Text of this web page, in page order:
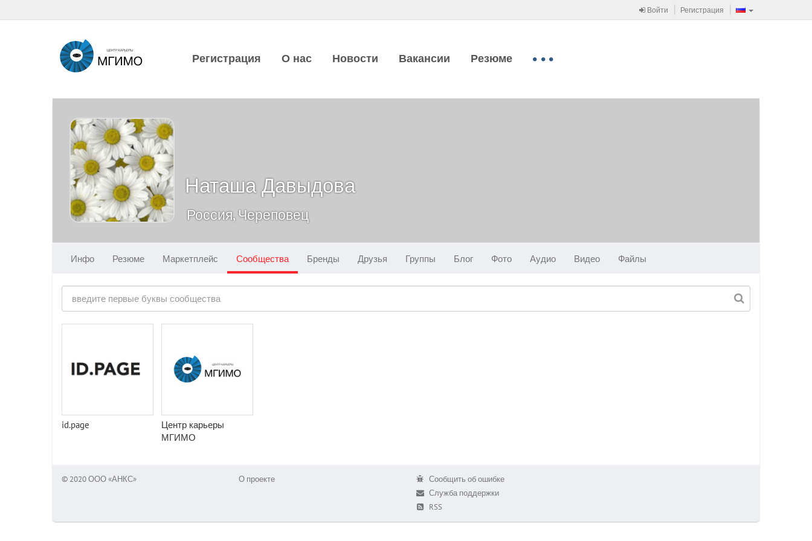
Войти Регистрация
Регистрация О нас Новости Вакансии Резюме
Наташа Давыдова
Россия, Череповец
Инфо Резюме Маркетплейс Сообщества Бренды Друзья Группы Блог Фото Аудио Видео Файлы
id.page
Центр карьеры
МГИМО
© 2020 ООО «АНКС» О проекте
Сообщить об ошибке
Служба поддержки
RSS